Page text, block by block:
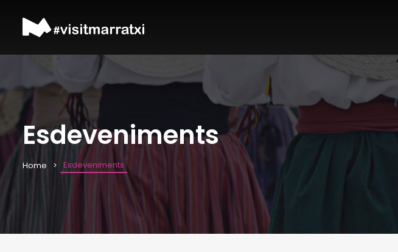
Esdeveniments
Home Esdeveniments